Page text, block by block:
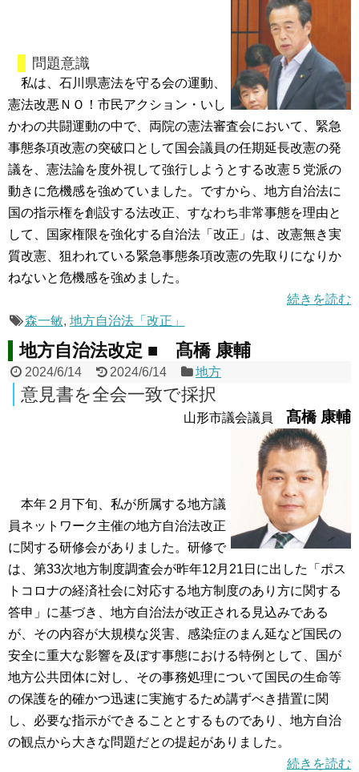
問題意識
私は、石川県憲法を守る会の運動、
憲法改悪ＮＯ！市民アクション・いし
かわの共闘運動の中で、両院の憲法審査会において、緊急
事態条項改憲の突破口として国会議員の任期延長改憲の発
議を、憲法論を度外視して強行しようとする改憲５党派の
動きに危機感を強めていました。ですから、地方自治法に
国の指示権を創設する法改正、すなわち非常事態を理由と
して、国家権限を強化する自治法「改正」は、改憲無き実
質改憲、狙われている緊急事態条項改憲の先取りになりか
ねないと危機感を強めました。
続きを読む
森一敏, 地方自治法「改正」
地方自治法改定 ■ 髙橋 康輔
2024/6/14 2024/6/14 地方
意見書を全会一致で採択
山形市議会議員 髙橋 康輔
本年２月下旬、私が所属する地方議
員ネットワーク主催の地方自治法改正
に関する研修会がありました。研修で
は、第33次地方制度調査会が昨年12月21日に出した「ポス
トコロナの経済社会に対応する地方制度のあり方に関する
答申」に基づき、地方自治法が改正される見込みである
が、その内容が大規模な災害、感染症のまん延など国民の
安全に重大な影響を及ぼす事態における特例として、国が
地方公共団体に対し、その事務処理について国民の生命等
の保護を的確かつ迅速に実施するため講ずべき措置に関
し、必要な指示ができることとするものであり、地方自治
の観点から大きな問題だとの提起がありました。
続きを読む